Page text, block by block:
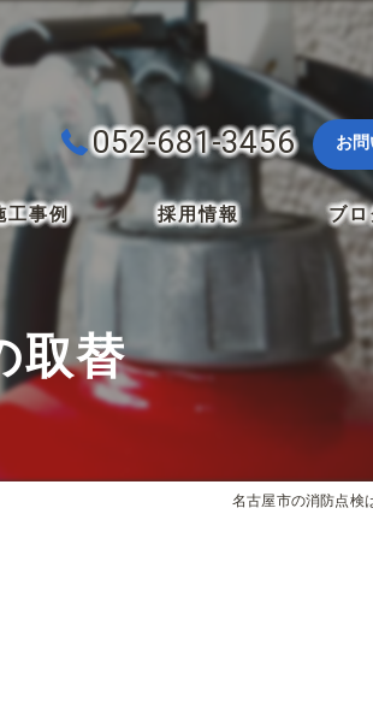
052-681-3456 お
工事例 採用情報 ブロ
取替
名古屋市の消防点検